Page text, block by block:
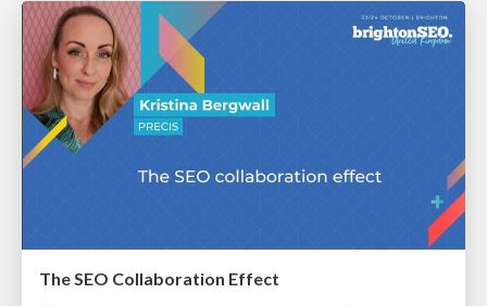
The SEO Collaboration Effect